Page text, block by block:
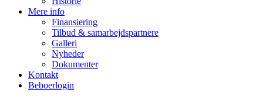
Mere info
Finansiering
Tilbud & samarbejdspartnere
Galleri
Nyheder
Dokumenter
Kontakt
Beboerlogin